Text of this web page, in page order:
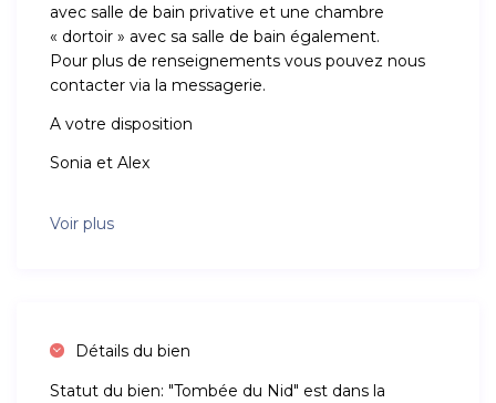
avec salle de bain privative et une chambre
« dortoir » avec sa salle de bain également.
Pour plus de renseignements vous pouvez nous
contacter via la messagerie.
A votre disposition
Sonia et Alex
Voir plus
Détails du bien
Statut du bien: "Tombée du Nid" est dans la